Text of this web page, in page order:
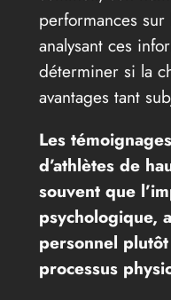
performances
analysant ces
déterminer si la
avantages tant
Les
d’athlètes de
souvent que
psychologique,
personnel
processus